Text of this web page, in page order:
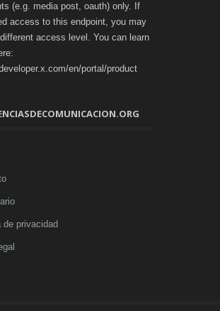
(e.g. media post, oauth) only. If
access to this endpoint, you may
access level. You can learn
en/portal/product
de privacidad